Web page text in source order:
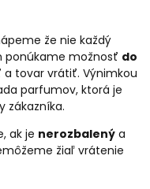
že nie každý
ponúkame možnosť do
tovar vrátiť. Výnimkou
parfumov, ktorá je
zákazníka.
ak je nerozbalený a
žiaľ vrátenie